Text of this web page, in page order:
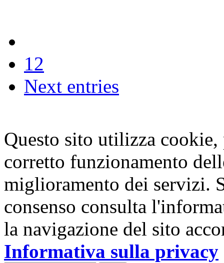
12
Next entries
Questo sito utilizza
corretto funzionamento
miglioramento dei servizi.
consenso consulta
la navigazione del sito
Informativa sulla privacy